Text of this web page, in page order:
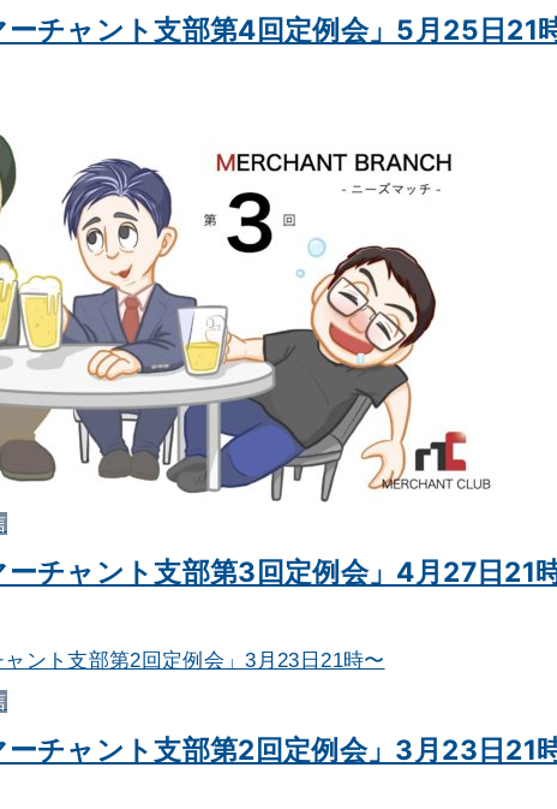
チャント支部第4回定例会」5月25日21
チャント支部第3回定例会」4月27日21
チャント支部第2回定例会」3月23日21